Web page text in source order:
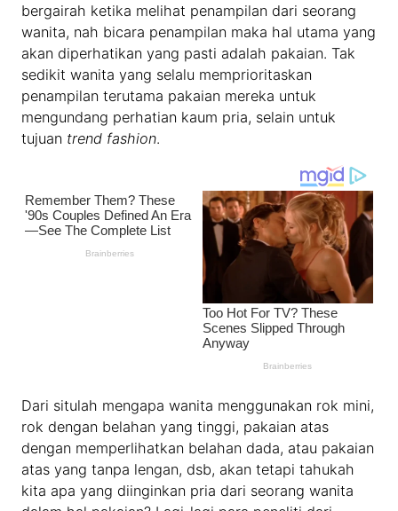
bergairah ketika melihat penampilan dari seorang
wanita, nah bicara penampilan maka hal utama yang
akan diperhatikan yang pasti adalah pakaian. Tak
sedikit wanita yang selalu memprioritaskan
penampilan terutama pakaian mereka untuk
mengundang perhatian kaum pria, selain untuk
tujuan trend fashion.
Dari situlah mengapa wanita menggunakan rok mini,
rok dengan belahan yang tinggi, pakaian atas
dengan memperlihatkan belahan dada, atau pakaian
atas yang tanpa lengan, dsb, akan tetapi tahukah
kita apa yang diinginkan pria dari seorang wanita